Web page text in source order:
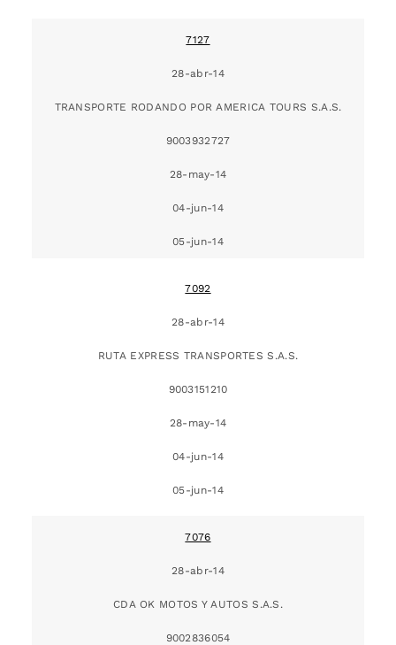
7127
28-abr-14
TRANSPORTE RODANDO POR AMERICA TOURS S.A.S.
9003932727
28-may-14
04-jun-14
05-jun-14
7092
28-abr-14
RUTA EXPRESS TRANSPORTES S.A.S.
9003151210
28-may-14
04-jun-14
05-jun-14
7076
28-abr-14
CDA OK MOTOS Y AUTOS S.A.S.
9002836054